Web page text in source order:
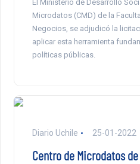
El Ministerio de Desarrollo
Microdatos (CMD) de la
Negocios, se adjudicó la
aplicar esta herramienta
políticas públicas.
Diario Uchile 25-01-2022
Centro de Microdatos